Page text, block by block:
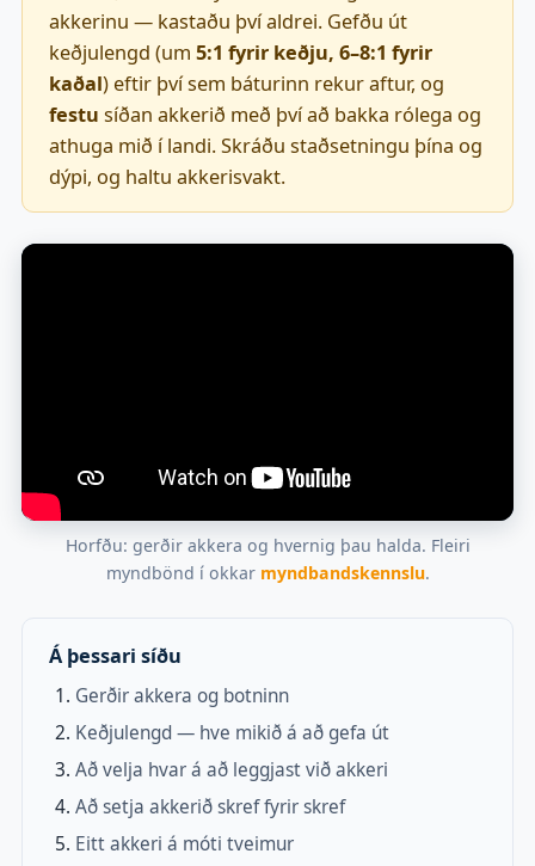
akkerinu — kastaðu því aldrei. Gefðu út
keðjulengd (um 5:1 fyrir keðju, 6–8:1 fyrir
kaðal) eftir því sem báturinn rekur aftur, og
festu síðan akkerið með því að bakka rólega og
athuga mið í landi. Skráðu staðsetningu þína og
dýpi, og haltu akkerisvakt.
Horfðu: gerðir akkera og hvernig þau halda. Fleiri
myndbönd í okkar myndbandskennslu.
Á þessari síðu
Gerðir akkera og botninn
Keðjulengd — hve mikið á að gefa út
Að velja hvar á að leggjast við akkeri
Að setja akkerið skref fyrir skref
Eitt akkeri á móti tveimur